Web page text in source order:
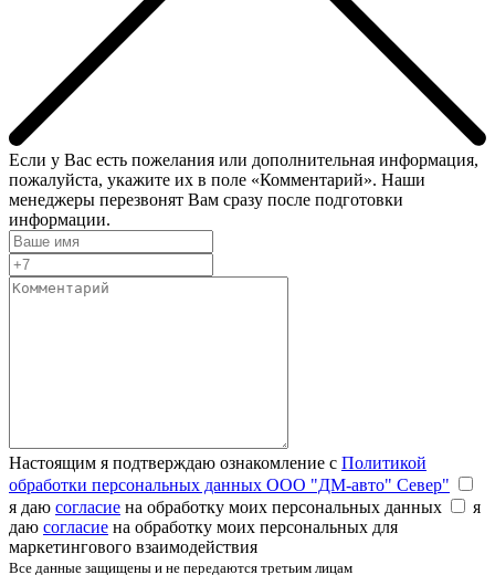
Если у Вас есть пожелания или дополнительная информация,
пожалуйста, укажите их в поле «Комментарий». Наши
менеджеры перезвонят Вам сразу после подготовки
информации.
Настоящим я подтверждаю ознакомление с Политикой
обработки персональных данных ООО "ДМ-авто" Север"
я даю согласие на обработку моих персональных данных
я
даю согласие на обработку моих персональных для
маркетингового взаимодействия
Все данные защищены и не передаются третьим лицам